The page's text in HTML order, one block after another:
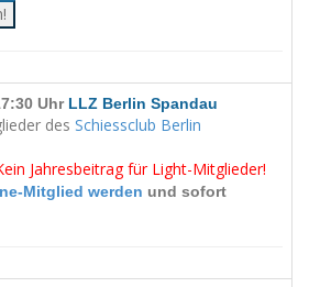
Uhr LLZ Berlin Spandau
des Schiessclub Berlin
Jahresbeitrag für Light-Mitglieder!
Mitglied werden und sofort